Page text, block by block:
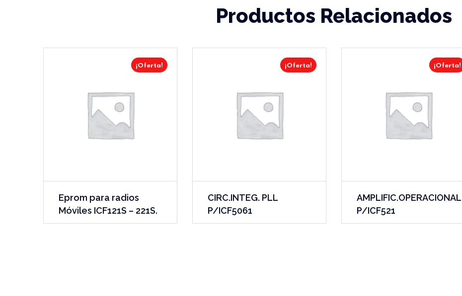
Productos Relacionados
¡Oferta!
Eprom para radios
Móviles ICF121S – 221S.
¡Oferta!
CIRC.INTEG. PLL
P/ICF5061
¡Oferta!
AMPLIFIC.OPERACIONAL
P/ICF521